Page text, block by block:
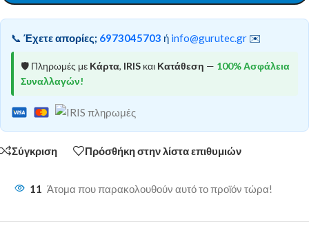
📞 Έχετε απορίες; 6973045703 ή info@gurutec.gr ✉️
🛡️ Πληρωμές με Κάρτα, IRIS και Κατάθεση — 100% Ασφάλεια
Συναλλαγών!
Σύγκριση Πρόσθήκη στην λίστα επιθυμιών
11 Άτομα που παρακολουθούν αυτό το προϊόν τώρα!